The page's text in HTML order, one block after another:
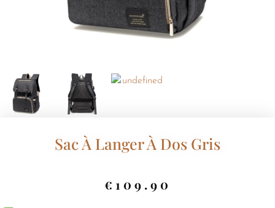
Sac À Langer À Dos Gris
€ 109.90